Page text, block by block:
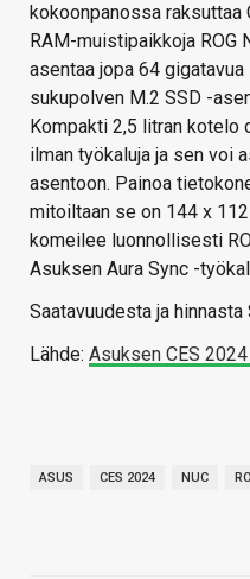
kokoonpanossa raksuttaa
RAM-muistipaikkoja ROG
asentaa jopa 64
sukupolven M.2 SSD -
Kompakti 2,5 litran kotelo
ilman työkaluja ja sen voi
asentoon. Painoa
mitoiltaan se on 144 x
komeilee luonnollisesti
Asuksen Aura Sync -
Saatavuudesta ja
Lähde: Asuksen CES
ASUS CES 2024 NUC